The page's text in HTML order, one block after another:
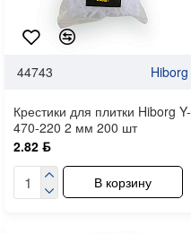
44743 Hiborg
Крестики для плитки Hiborg Y-
470-220 2 мм 200 шт
2.82 ƃ
В корзину